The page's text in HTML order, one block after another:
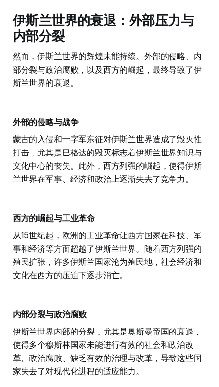
伊斯兰世界的衰退：外部压力与
内部分裂
然而，伊斯兰世界的辉煌未能持续。外部的侵略、内
部分裂与政治腐败，以及西方的崛起，最终导致了伊
斯兰世界的衰退。
外部的侵略与战争
蒙古的入侵和十字军东征对伊斯兰世界造成了毁灭性
打击，尤其是巴格达的毁灭标志着伊斯兰世界知识与
文化中心的丧失。此外，西方列强的崛起，使得伊斯
兰世界在军事、经济和政治上逐渐失去了竞争力。
西方的崛起与工业革命
从15世纪起，欧洲的工业革命让西方国家在科技、军
事和经济等方面超越了伊斯兰世界。随着西方列强的
殖民扩张，许多伊斯兰国家沦为殖民地，社会经济和
文化在西方的压迫下逐步消亡。
内部分裂与政治腐败
伊斯兰世界内部的分裂，尤其是奥斯曼帝国的衰退，
使得多个穆斯林国家未能进行有效的社会和政治改
革。政治腐败、缺乏有效的治理与改革，导致这些国
家失去了对现代化进程的适应能力。